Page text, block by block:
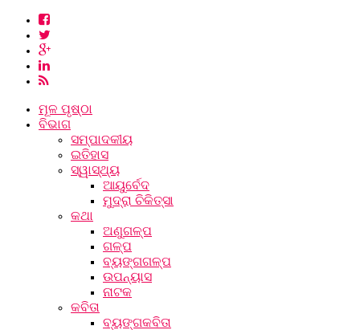
ମୂଳ ପୃଷ୍ଠା
ବିଭାଗ
ସମ୍ପାଦକୀୟ
ଇତିହାସ
ସ୍ୱାସ୍ଥ୍ୟ
ଆୟୁର୍ବେଦ
ମୁଦ୍ରା ଚିକିତ୍ସା
କଥା
ଅଣୁଗଳ୍ପ
ଗଳ୍ପ
ବ୍ୟଙ୍ଗଗଳ୍ପ
ଉପନ୍ୟାସ
ନାଟକ
କବିତା
ବ୍ୟଙ୍ଗକବିତା